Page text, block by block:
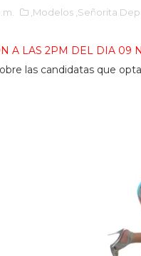
,Modelos ,Señorita
A LAS 2PM DEL DIA 09
las candidatas que